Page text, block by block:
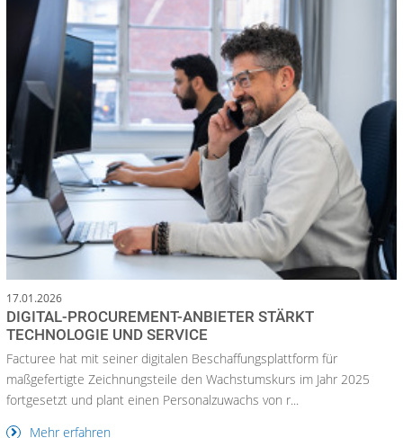
17.01.2026
DIGITAL-PROCUREMENT-ANBIETER STÄRKT
TECHNOLOGIE UND SERVICE
Facturee hat mit seiner digitalen Beschaffungsplattform für
maßgefertigte Zeichnungsteile den Wachstumskurs im Jahr 2025
fortgesetzt und plant einen Personalzuwachs von r...
Mehr erfahren